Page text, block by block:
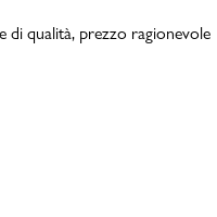
di qualità, prezzo ragionevole